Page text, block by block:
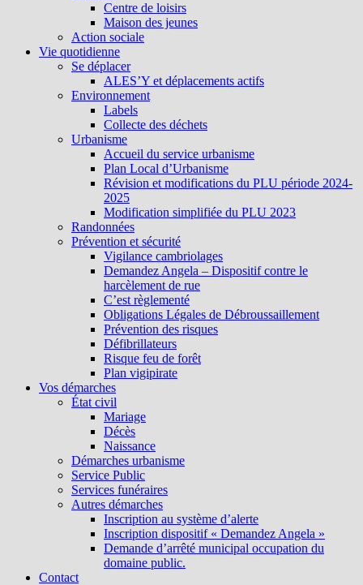
Centre de loisirs
Maison des jeunes
Action sociale
Vie quotidienne
Se déplacer
ALES’Y et déplacements actifs
Environnement
Labels
Collecte des déchets
Urbanisme
Accueil du service urbanisme
Plan Local d’Urbanisme
Révision et modifications du PLU période 2024-
2025
Modification simplifiée du PLU 2023
Randonnées
Prévention et sécurité
Vigilance cambriolages
Demandez Angela – Dispositif contre le
harcèlement de rue
C’est règlementé
Obligations Légales de Débroussaillement
Prévention des risques
Défibrillateurs
Risque feu de forêt
Plan vigipirate
Vos démarches
État civil
Mariage
Décès
Naissance
Démarches urbanisme
Service Public
Services funéraires
Autres démarches
Inscription au système d’alerte
Inscription dispositif « Demandez Angela »
Demande d’arrêté municipal occupation du
domaine public.
Contact